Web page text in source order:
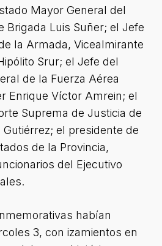
Mayor General del
Brigada Luis Suñer; el Jefe
la Armada, Vicealmirante
Srur; el Jefe del
de la Fuerza Aérea
Enrique Víctor Amrein; el
Suprema de Justicia de
Gutiérrez; el presidente de
de la Provincia,
del Ejecutivo
habían
3, con izamientos en